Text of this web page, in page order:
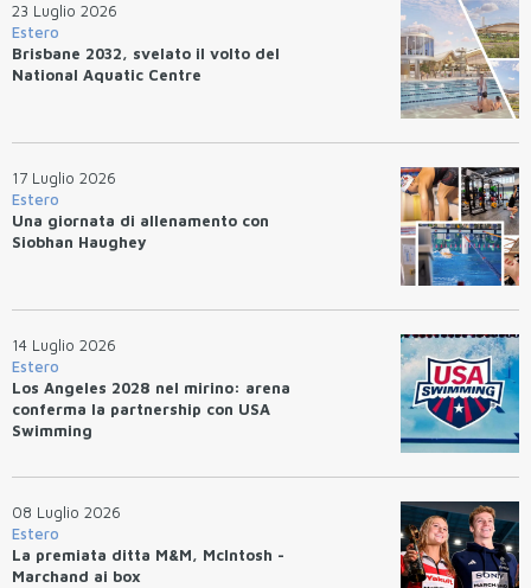
23 Luglio 2026
Estero
Brisbane 2032, svelato il volto del
National Aquatic Centre
17 Luglio 2026
Estero
Una giornata di allenamento con
Siobhan Haughey
14 Luglio 2026
Estero
Los Angeles 2028 nel mirino: arena
conferma la partnership con USA
Swimming
08 Luglio 2026
Estero
La premiata ditta M&M, McIntosh -
Marchand ai box